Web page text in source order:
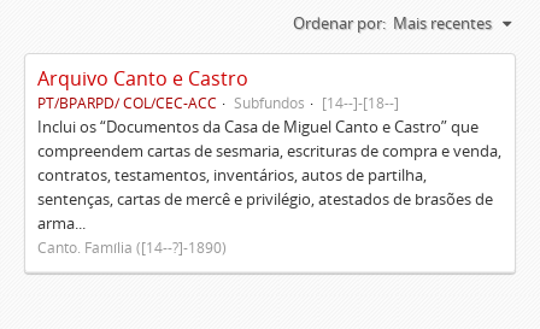
Ordenar por: Mais recentes
Arquivo Canto e Castro
PT/BPARPD/ COL/CEC-ACC Subfundos [14--]-[18--]
Inclui os “Documentos da Casa de Miguel Canto e Castro” que
compreendem cartas de sesmaria, escrituras de compra e venda,
contratos, testamentos, inventários, autos de partilha,
sentenças, cartas de mercê e privilégio, atestados de brasões de
arma...
Canto. Família ([14--?]-1890)